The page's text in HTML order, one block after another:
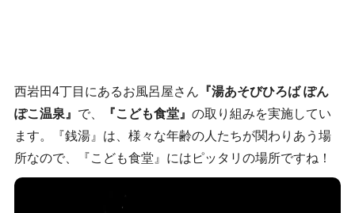
西岩田4丁目にあるお風呂屋さん 『湯あそびひろば ぽん
ぽこ温泉』 で、 『こども食堂』 の取り組みを実施してい
ます。『銭湯』は、様々な年齢の人たちが関わりあう場
所なので、『こども食堂』にはピッタリの場所ですね！